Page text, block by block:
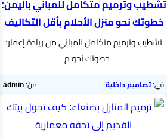
تشطيب وترميم متكامل للمباني باليمن:
خطوتك نحو منزل الأحلام بأقل التكاليف
تشطيب وترميم متكامل للمباني من ريادة إعمار:
خطوتك نحو م...
في:تصاميم داخلية من:admin